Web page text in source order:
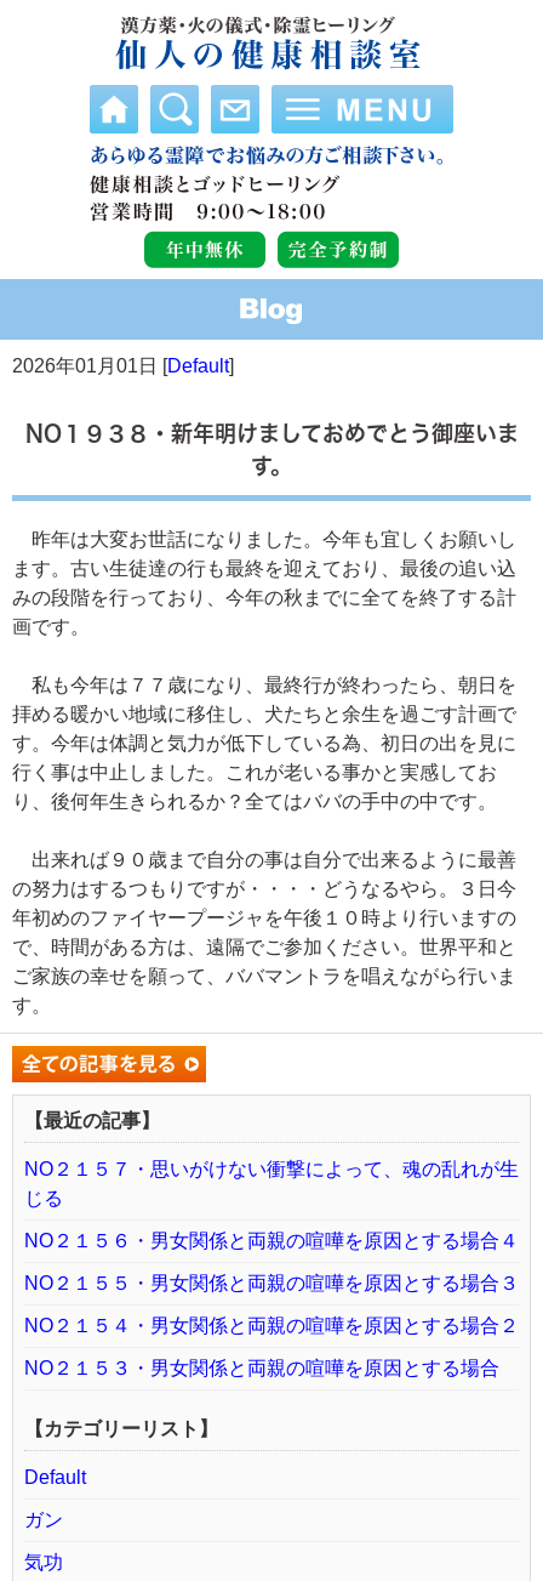
2026年01月01日 [Default]
NO１９３８・新年明けましておめでとう御座いま
す。
昨年は大変お世話になりました。今年も宜しくお願いし
ます。古い生徒達の行も最終を迎えており、最後の追い込
みの段階を行っており、今年の秋までに全てを終了する計
画です。
私も今年は７７歳になり、最終行が終わったら、朝日を
拝める暖かい地域に移住し、犬たちと余生を過ごす計画で
す。今年は体調と気力が低下している為、初日の出を見に
行く事は中止しました。これが老いる事かと実感してお
り、後何年生きられるか？全てはババの手中の中です。
出来れば９０歳まで自分の事は自分で出来るように最善
の努力はするつもりですが・・・・どうなるやら。３日今
年初めのファイヤープージャを午後１０時より行いますの
で、時間がある方は、遠隔でご参加ください。世界平和と
ご家族の幸せを願って、ババマントラを唱えながら行いま
す。
【最近の記事】
NO２１５７・思いがけない衝撃によって、魂の乱れが生
じる
NO２１５６・男女関係と両親の喧嘩を原因とする場合４
NO２１５５・男女関係と両親の喧嘩を原因とする場合３
NO２１５４・男女関係と両親の喧嘩を原因とする場合２
NO２１５３・男女関係と両親の喧嘩を原因とする場合
【カテゴリーリスト】
Default
ガン
気功